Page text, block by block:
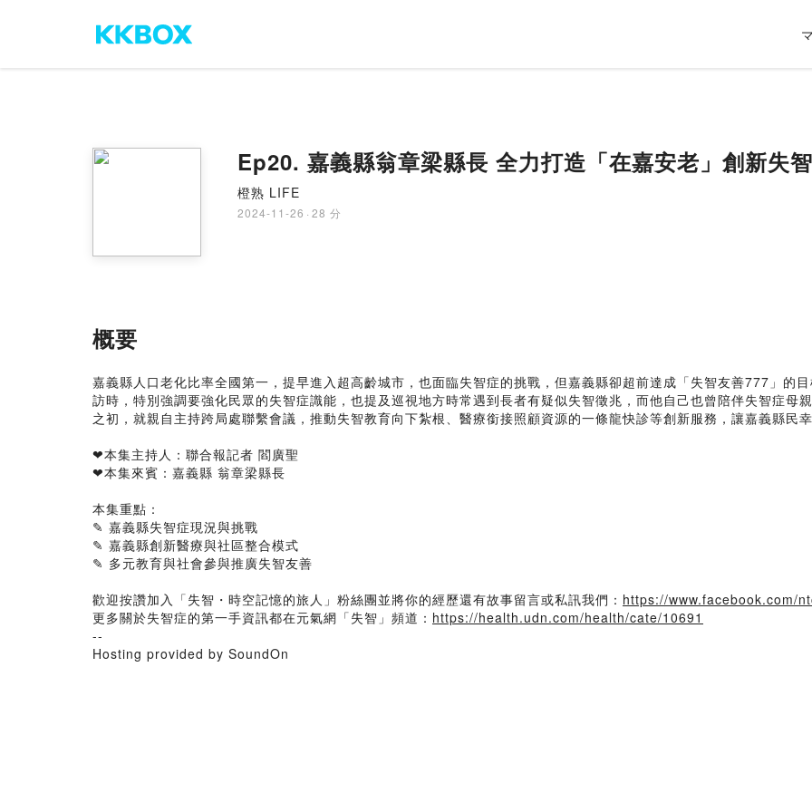
Ep20. 嘉義縣翁章梁縣長 全力打造「在嘉安老」創新失
橙熟 LIFE
2024-11-26 · 28 分
概要
嘉義縣人口老化比率全國第一，提早進入超高齡城市，也面臨失智症的挑戰，但嘉義縣卻超前達成「失智友善777」的
訪時，特別強調要強化民眾的失智症識能，也提及巡視地方時常遇到長者有疑似失智徵兆，而他自己也曾陪伴失智症母
之初，就親自主持跨局處聯繫會議，推動失智教育向下紮根、醫療銜接照顧資源的一條龍快診等創新服務，讓嘉義縣民幸
❤︎本集主持人：聯合報記者 閻廣聖
❤︎本集來賓：嘉義縣 翁章梁縣長
本集重點：
✎ 嘉義縣失智症現況與挑戰
✎ 嘉義縣創新醫療與社區整合模式
✎ 多元教育與社會參與推廣失智友善
歡迎按讚加入「失智・時空記憶的旅人」粉絲團並將你的經歷還有故事留言或私訊我們： https://www.facebook.com/
更多關於失智症的第一手資訊都在元氣網「失智」頻道： https://health.udn.com/health/cate/10691
--
Hosting provided by SoundOn